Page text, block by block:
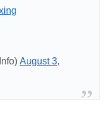
August 3,